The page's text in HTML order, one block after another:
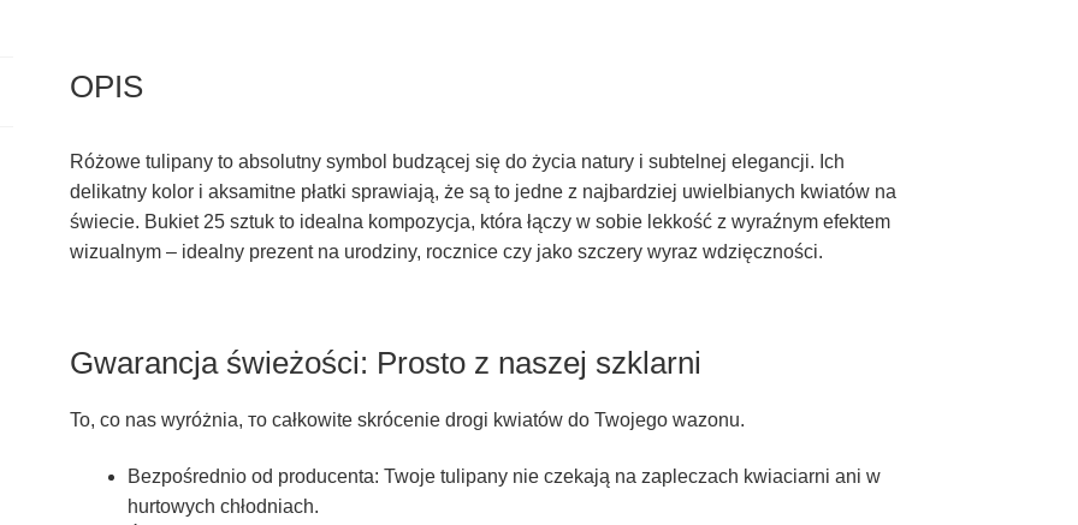
OPIS
Różowe tulipany to absolutny symbol budzącej się do życia natury i subtelnej elegancji. Ich
delikatny kolor i aksamitne płatki sprawiają, że są to jedne z najbardziej uwielbianych kwiatów na
świecie. Bukiet 25 sztuk to idealna kompozycja, która łączy w sobie lekkość z wyraźnym efektem
wizualnym – idealny prezent na urodziny, rocznice czy jako szczery wyraz wdzięczności.
Gwarancja świeżości: Prosto z naszej szklarni
To, co nas wyróżnia, то całkowite skrócenie drogi kwiatów do Twojego wazonu.
Bezpośrednio od producenta: Twoje tulipany nie czekają na zapleczach kwiaciarni ani w
hurtowych chłodniach.